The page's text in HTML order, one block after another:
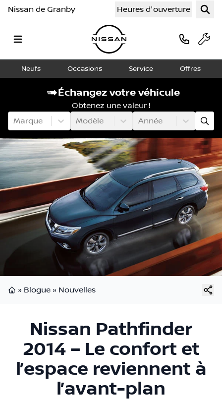
Nissan de Granby Heures d'ouverture
Neufs Occasions Service Offres
Échangez votre véhicule
Obtenez une valeur !
Marque
Modèle Année
» Blogue » Nouvelles
Nissan Pathfinder
2014 – Le confort et
l’espace reviennent à
l’avant-plan